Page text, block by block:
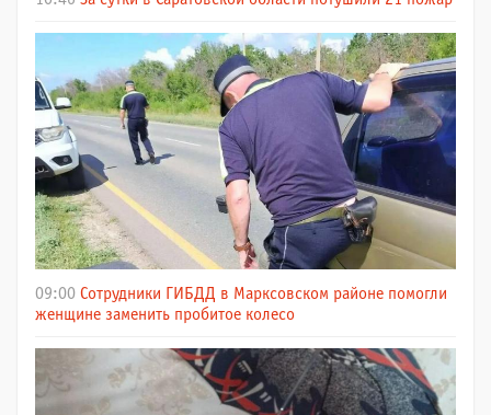
09:00 Сотрудники ГИБДД в Марксовском районе помогли
женщине заменить пробитое колесо